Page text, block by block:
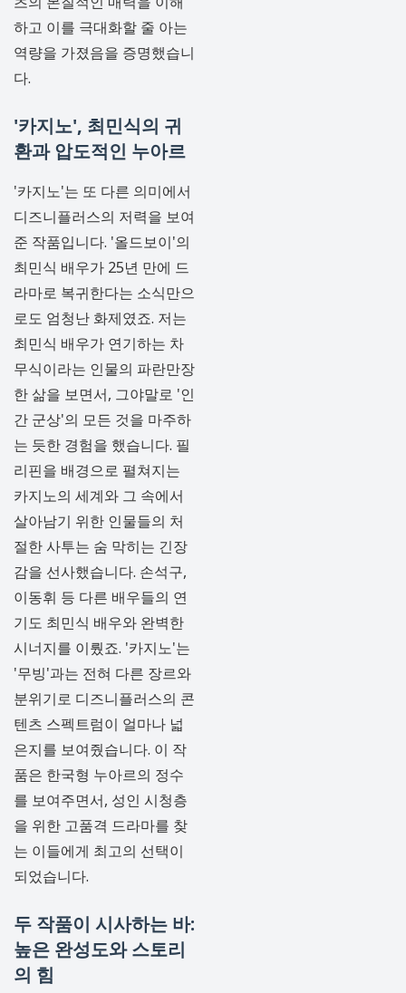
하고 이를 극대화할 줄 아는
역량을 가졌음을 증명했습니
다.
'카지노', 최민식의 귀
환과 압도적인 누아르
'카지노'는 또 다른 의미에서
디즈니플러스의 저력을 보여
준 작품입니다. '올드보이'의
최민식 배우가 25년 만에 드
라마로 복귀한다는 소식만으
로도 엄청난 화제였죠. 저는
최민식 배우가 연기하는 차
무식이라는 인물의 파란만장
한 삶을 보면서, 그야말로 '인
간 군상'의 모든 것을 마주하
는 듯한 경험을 했습니다. 필
리핀을 배경으로 펼쳐지는
카지노의 세계와 그 속에서
살아남기 위한 인물들의 처
절한 사투는 숨 막히는 긴장
감을 선사했습니다. 손석구,
이동휘 등 다른 배우들의 연
기도 최민식 배우와 완벽한
시너지를 이뤘죠. '카지노'는
'무빙'과는 전혀 다른 장르와
분위기로 디즈니플러스의 콘
텐츠 스펙트럼이 얼마나 넓
은지를 보여줬습니다. 이 작
품은 한국형 누아르의 정수
를 보여주면서, 성인 시청층
을 위한 고품격 드라마를 찾
는 이들에게 최고의 선택이
되었습니다.
두 작품이 시사하는 바:
높은 완성도와 스토리
의 힘